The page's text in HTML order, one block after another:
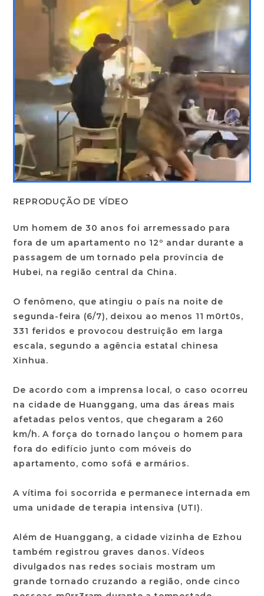
REPRODUÇÃO DE VÍDEO
Um homem de 30 anos foi arremessado para
fora de um apartamento no 12º andar durante a
passagem de um tornado pela província de
Hubei, na região central da China.
O fenômeno, que atingiu o país na noite de
segunda-feira (6/7), deixou ao menos 11 m0rt0s,
331 feridos e provocou destruição em larga
escala, segundo a agência estatal chinesa
Xinhua.
De acordo com a imprensa local, o caso ocorreu
na cidade de Huanggang, uma das áreas mais
afetadas pelos ventos, que chegaram a 260
km/h. A força do tornado lançou o homem para
fora do edifício junto com móveis do
apartamento, como sofá e armários.
A vítima foi socorrida e permanece internada em
uma unidade de terapia intensiva (UTI).
Além de Huanggang, a cidade vizinha de Ezhou
também registrou graves danos. Vídeos
divulgados nas redes sociais mostram um
grande tornado cruzando a região, onde cinco